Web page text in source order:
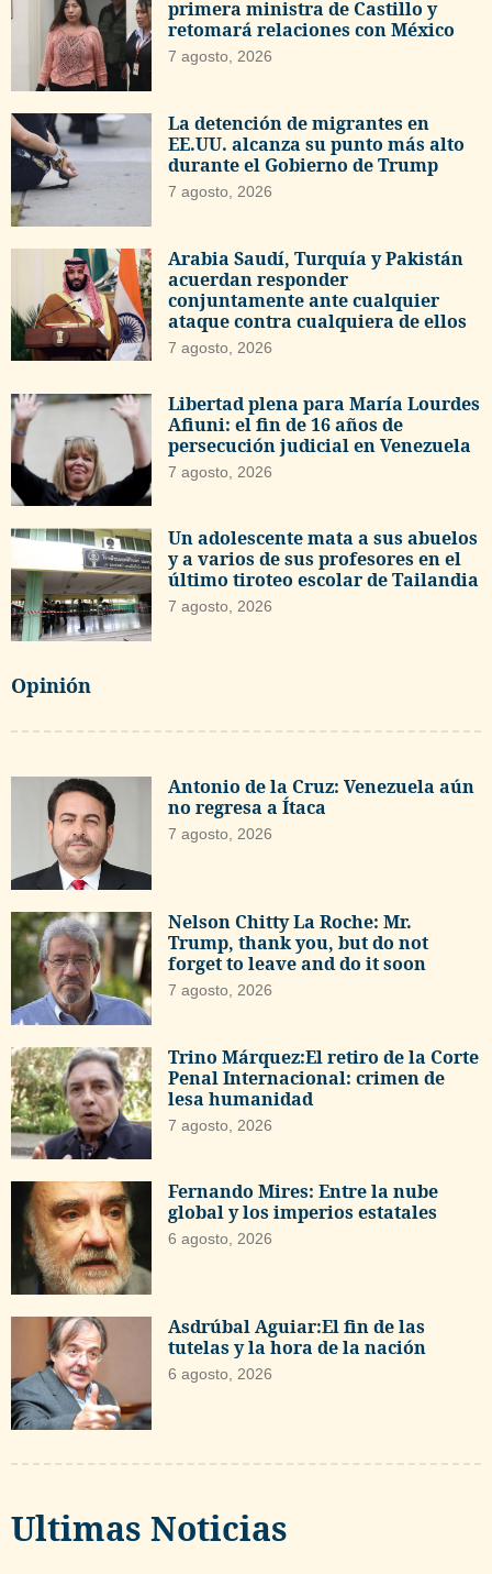
primera ministra de Castillo y
retomará relaciones con México
7 agosto, 2026
La detención de migrantes en
EE.UU. alcanza su punto más alto
durante el Gobierno de Trump
7 agosto, 2026
Arabia Saudí, Turquía y Pakistán
acuerdan responder
conjuntamente ante cualquier
ataque contra cualquiera de ellos
7 agosto, 2026
Libertad plena para María Lourdes
Afiuni: el fin de 16 años de
persecución judicial en Venezuela
7 agosto, 2026
Un adolescente mata a sus abuelos
y a varios de sus profesores en el
último tiroteo escolar de Tailandia
7 agosto, 2026
Opinión
Antonio de la Cruz: Venezuela aún
no regresa a Ítaca
7 agosto, 2026
Nelson Chitty La Roche: Mr.
Trump, thank you, but do not
forget to leave and do it soon
7 agosto, 2026
Trino Márquez:El retiro de la Corte
Penal Internacional: crimen de
lesa humanidad
7 agosto, 2026
Fernando Mires: Entre la nube
global y los imperios estatales
6 agosto, 2026
Asdrúbal Aguiar:El fin de las
tutelas y la hora de la nación
6 agosto, 2026
Ultimas Noticias